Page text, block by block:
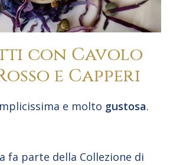
con Cavolo
e Capperi
e molto gustosa.
fa parte della Collezione di